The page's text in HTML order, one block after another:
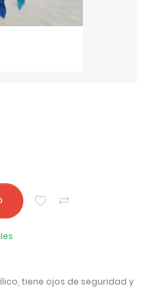
tiene ojos de seguridad y